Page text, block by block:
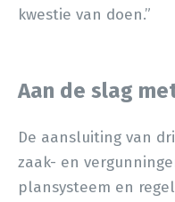
kwestie van doen.”
Aan de slag
De aansluiting van
zaak- en
plansysteem en